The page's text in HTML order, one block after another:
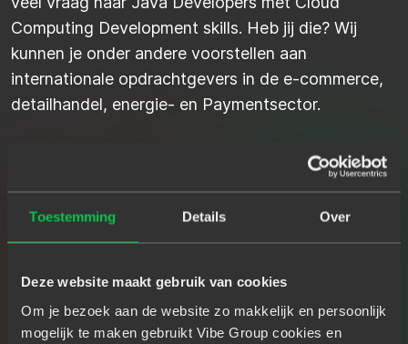
Toestemming Details Over
Deze website maakt gebruik van cookies
Om je bezoek aan de website zo makkelijk en persoonlijk
mogelijk te maken gebruikt Vibe Group cookies en
Computing Development skills. Heb jij die? Wij
kunnen je onder andere voorstellen aan
internationale opdrachtgevers in de e-commerce,
detailhandel, energie- en Paymentsector.
JAVA DEVELOPER
IT'ER